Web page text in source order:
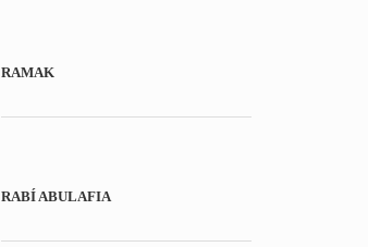
RAMAK
RABÍ ABULAFIA